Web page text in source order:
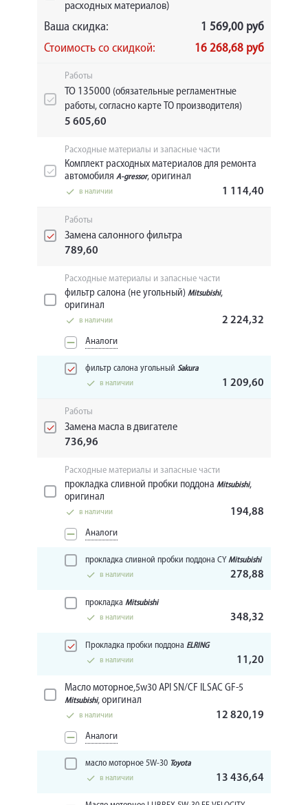
расходных материалов)
Ваша скидка:
1 569,00 руб
Стоимость со скидкой:
16 268,68 руб
Работы
ТО 135000 (обязательные регламентные
работы, согласно карте ТО производителя)
5 605,60
Расходные материалы и запасные части
Комплект расходных материалов для ремонта
автомобиля A-gressor, оригинал
в наличии 1 114,40
Работы
Замена салонного фильтра
789,60
Расходные материалы и запасные части
фильтр салона (не угольный) Mitsubishi,
оригинал
в наличии 2 224,32
Аналоги
фильтр салона угольный Sakura
в наличии
1 209,60
Работы
Замена масла в двигателе
736,96
Расходные материалы и запасные части
прокладка сливной пробки поддона Mitsubishi,
оригинал
в наличии 194,88
Аналоги
прокладка сливной пробки поддона CY Mitsubishi
в наличии
278,88
прокладка Mitsubishi
в наличии
348,32
Прокладка пробки поддона ELRING
в наличии
11,20
Масло моторное,5w30 API SN/CF ILSAC GF-5
Mitsubishi, оригинал
в наличии 12 820,19
Аналоги
масло моторное 5W-30 Toyota
в наличии
13 436,64